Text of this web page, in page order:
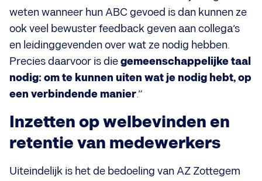
weten wanneer hun ABC gevoed is dan kunnen ze
ook veel bewuster feedback geven aan collega’s
en leidinggevenden over wat ze nodig hebben.
Precies daarvoor is diegemeenschappelijke taal
nodig: om te kunnen uiten wat je nodig hebt, op
een verbindende manier.”
Inzetten op welbevinden en
retentie van medewerkers
Uiteindelijk is het de bedoeling van AZ Zottegem